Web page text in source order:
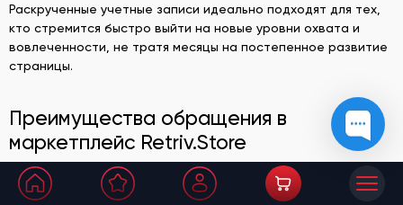
Раскрученные учетные записи идеально подходят для тех,
кто стремится быстро выйти на новые уровни охвата и
вовлеченности, не тратя месяцы на постепенное развитие
страницы.
Преимущества обращения в
маркетплейс Retriv.Store
Клиентам предлагаем: